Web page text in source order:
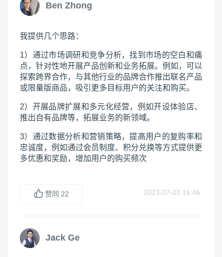
Ben Zhong
我提供几个思路：
1）通过市场调研和竞争分析，找到市场的空白和痛
点，针对性地开展产品创新和业务拓展。例如，可以
探索跨界合作，与其他行业的品牌合作推出联名产品
或限量版商品，吸引更多目标用户的关注和购买。
2）开展品牌扩展和多元化经营，例如开设体验店、
推出自有品牌等，拓展业务的新领域。
3）通过数据分析和营销策略，提高用户的复购率和
忠诚度，例如通过会员制度、积分兑换等方式提供更
多优惠和奖励，增加用户的购买频次
赞同 22 2023-07-03 16:46
Jack Ge